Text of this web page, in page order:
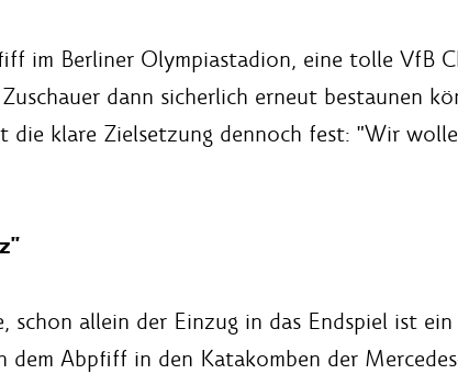
im Berliner Olympiastadion, eine tolle VfB
dann sicherlich erneut bestaunen
die klare Zielsetzung dennoch fest: "Wir
schon allein der Einzug in das Endspiel ist
dem Abpfiff in den Katakomben der